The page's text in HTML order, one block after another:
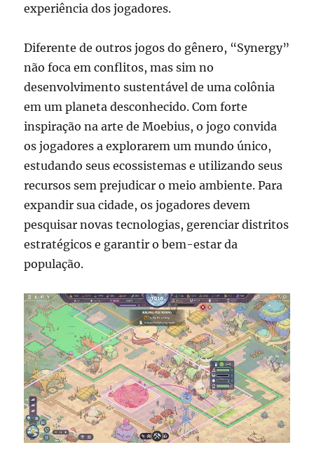
experiência dos jogadores.
Diferente de outros jogos do gênero, “Synergy”
não foca em conflitos, mas sim no
desenvolvimento sustentável de uma colônia
em um planeta desconhecido. Com forte
inspiração na arte de Moebius, o jogo convida
os jogadores a explorarem um mundo único,
estudando seus ecossistemas e utilizando seus
recursos sem prejudicar o meio ambiente. Para
expandir sua cidade, os jogadores devem
pesquisar novas tecnologias, gerenciar distritos
estratégicos e garantir o bem-estar da
população.